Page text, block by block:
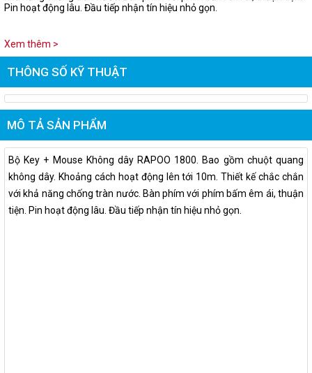
Pin hoạt động lâu. Đầu tiếp nhận tín hiệu nhỏ gọn.
Xem thêm >
THÔNG SỐ KỸ THUẬT
MÔ TẢ SẢN PHẨM
Bộ Key + Mouse Không dây RAPOO 1800. Bao gồm chuột quang
không dây. Khoảng cách hoạt động lên tới 10m. Thiết kế chắc chắn
với khả năng chống tràn nước. Bàn phím với phím bấm êm ái, thuận
tiện. Pin hoạt động lâu. Đầu tiếp nhận tín hiệu nhỏ gọn.